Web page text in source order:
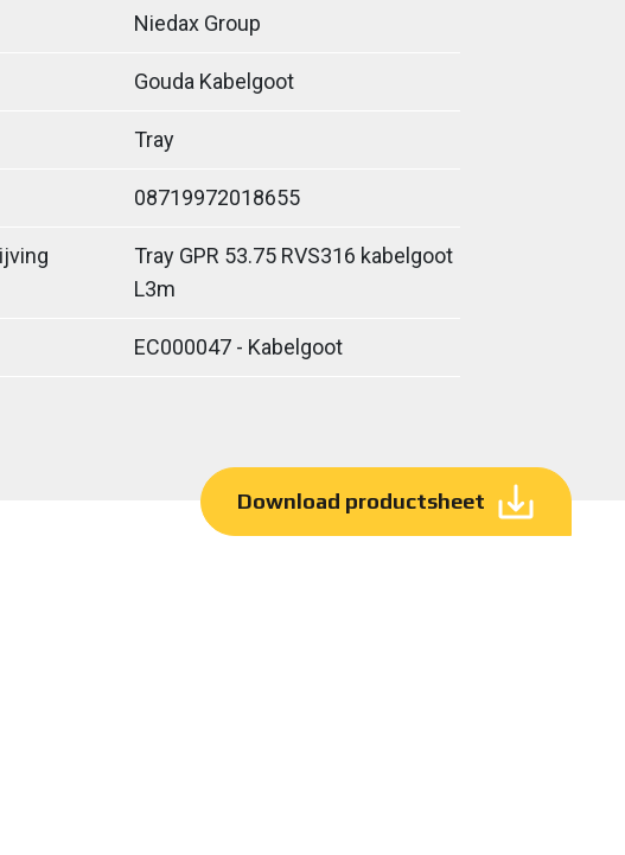
Niedax Group
Gouda Kabelgoot
Tray
08719972018655
Tray GPR 53.75 RVS316 kabelgoot
L3m
EC000047 - Kabelgoot
Download productsheet